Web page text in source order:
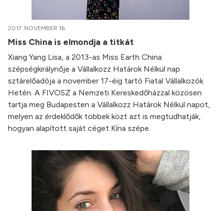
2017. NOVEMBER 16.
Miss China is elmondja a titkát
Xiang Yang Lisa, a 2013-as Miss Earth China
szépségkirálynője a Vállalkozz Határok Nélkül nap
sztárelőadója a november 17-éig tartó Fiatal Vállalkozók
Hetén. A FIVOSZ a Nemzeti Kereskedőházzal közösen
tartja meg Budapesten a Vállalkozz Határok Nélkül napot,
melyen az érdeklődők többek közt azt is megtudhatják,
hogyan alapított saját céget Kína szépe.